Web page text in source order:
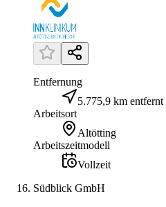
Entfernung
5.775,9 km entfernt
Arbeitsort
Altötting
Arbeitszeitmodell
Vollzeit
Südblick GmbH